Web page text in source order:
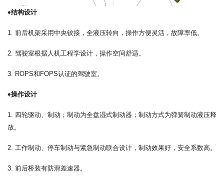
♦结构设计
1. 前后机架采用中央铰接，全液压转向，操作方便灵活，故障率低。
2. 驾驶室根据人机工程学设计，操作空间舒适。
3. ROPS和FOPS认证的驾驶室。
♦操作设计
1. 四轮驱动、制动；制动为全盘湿式制动器；制动方式为弹簧制动液压释
放。
2. 工作制动、停车制动与紧急制动联合设计，制动效果好，安全系数高。
3. 前后桥装有防滑差速器。